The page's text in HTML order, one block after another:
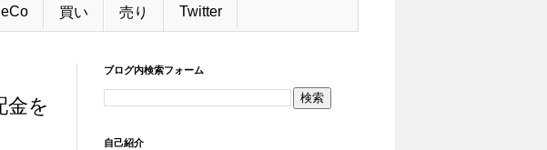
買い 売り Twitter
金を
ブログ内検索フォーム
自己紹介